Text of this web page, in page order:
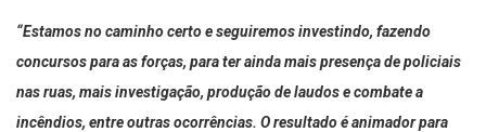
“Estamos no caminho certo e seguiremos investindo, fazendo
concursos para as forças, para ter ainda mais presença de policiais
nas ruas, mais investigação, produção de laudos e combate a
incêndios, entre outras ocorrências. O resultado é animador para